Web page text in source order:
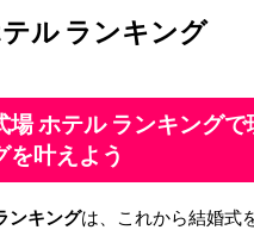
ル ランキング
場 ホテル ランキングで
を叶えよう
ンキングは、これから結婚式